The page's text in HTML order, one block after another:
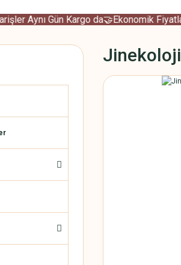
Aynı Gün Kargo da 🤝Ekonomik Fiyatlar